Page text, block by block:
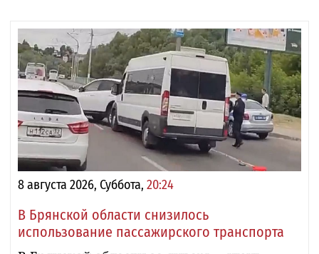
8 августа 2026, Суббота, 20:24
В Брянской области снизилось
использование пассажирского транспорта